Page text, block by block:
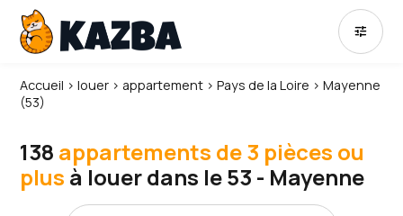
tune
Accueil ›louer › appartement ›Pays de la Loire ›Mayenne
(53)
138 appartements de 3 pièces ou
plus à louer dans le 53 - Mayenne